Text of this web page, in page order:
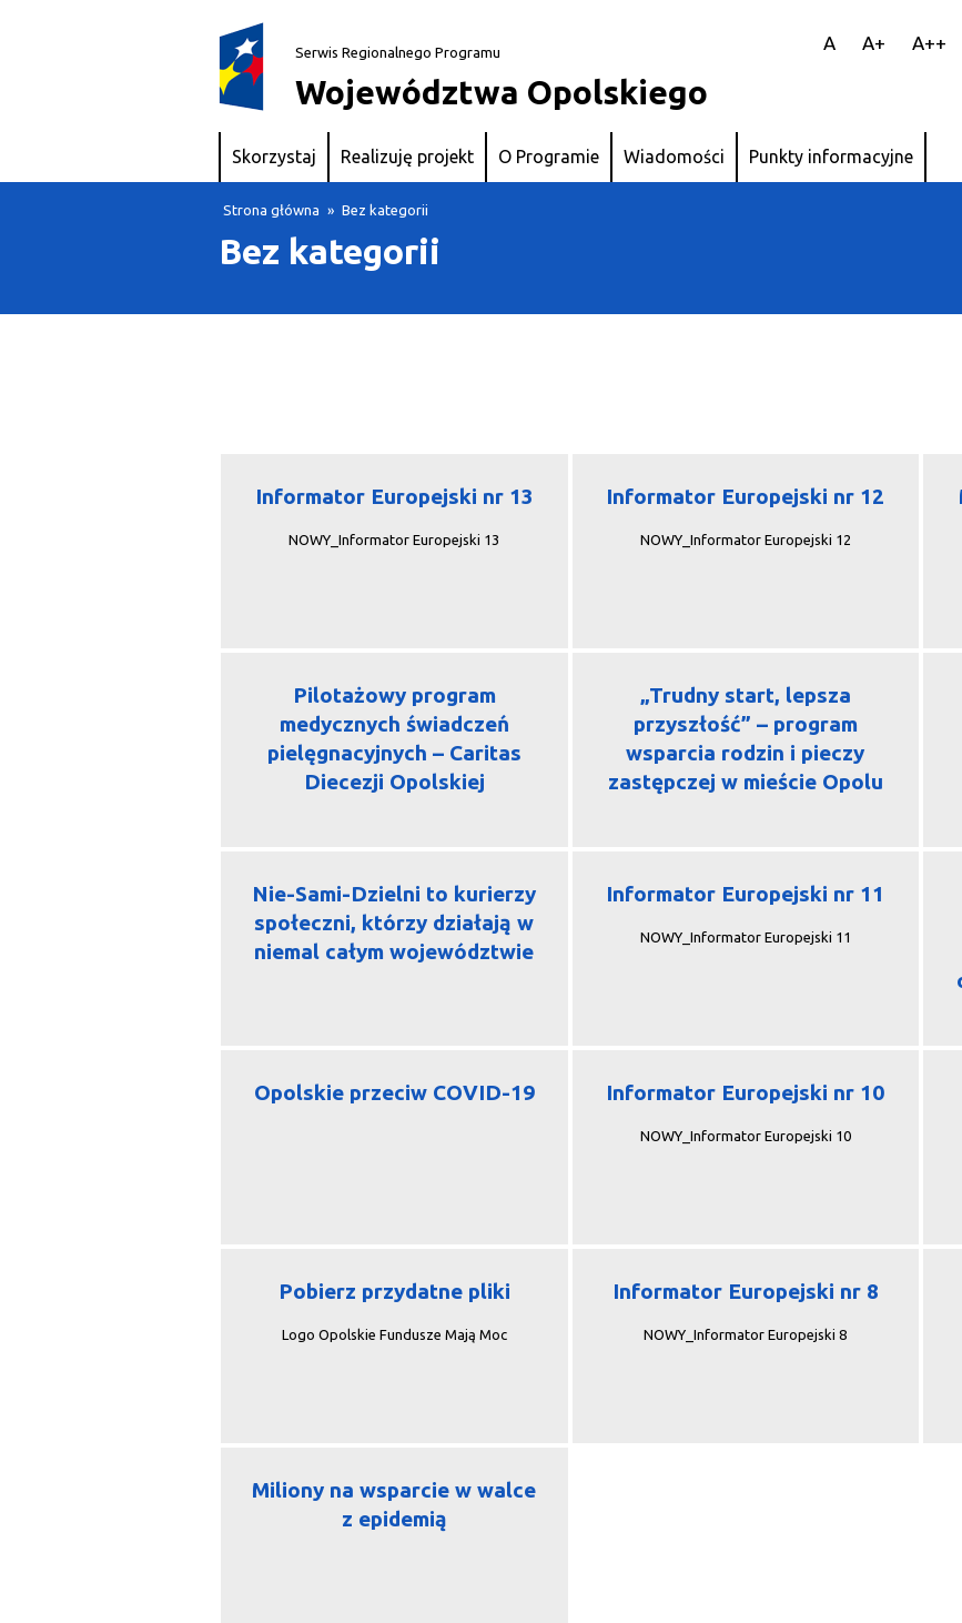
Serwis Regionalnego Programu
Województwa Opolskiego
A A+ A++
Skorzystaj Realizuję projekt O Programie Wiadomości Punkty informacyjne
Strona główna » Bez kategorii
Bez kategorii
Informator Europejski nr 13
NOWY_Informator Europejski 13
Informator Europejski nr 12
NOWY_Informator Europejski 12
Pilotażowy program
medycznych świadczeń
pielęgnacyjnych – Caritas
Diecezji Opolskiej
„Trudny start, lepsza
przyszłość” – program
wsparcia rodzin i pieczy
zastępczej w mieście Opolu
Nie-Sami-Dzielni to kurierzy
społeczni, którzy działają w
niemal całym województwie
Informator Europejski nr 11
NOWY_Informator Europejski 11
Opolskie przeciw COVID-19 Informator Europejski nr 10
NOWY_Informator Europejski 10
Pobierz przydatne pliki
Logo Opolskie Fundusze Mają Moc
Informator Europejski nr 8
NOWY_Informator Europejski 8
Miliony na wsparcie w walce
z epidemią